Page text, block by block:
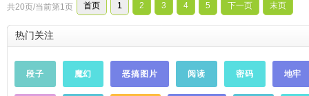
估分析，实时监测每套房产的房价和租金、
帮助用户快速、全面、准确的了解房产价值
大数据优选更好的小区及性价比更高的房
共20页/当前第1页 首页 1 2 3 4 5 下一页 末页
热门关注
段子 魔幻 恶搞图片 阅读 密码 地牢